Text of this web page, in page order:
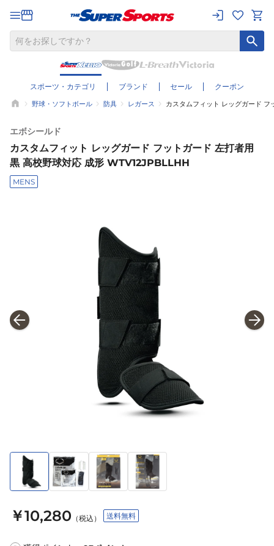
スポーツ・カテゴリ ブランド セール クーポン
野球・ソフトボール 防具 レガース カスタムフィット レッグガード
エボシールド
カスタムフィット レッグガード フットガード 左打者用
黒 高校野球対応 成形 WTV12JPBLLHH
MENS
￥10,280 （税込） 送料無料